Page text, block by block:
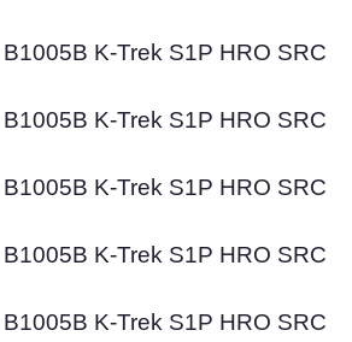
K-Trek S1P HRO SRC
K-Trek S1P HRO SRC
K-Trek S1P HRO SRC
K-Trek S1P HRO SRC
K-Trek S1P HRO SRC